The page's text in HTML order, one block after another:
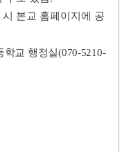
본교 홈페이지에 공
학교 행정실(070-5210-